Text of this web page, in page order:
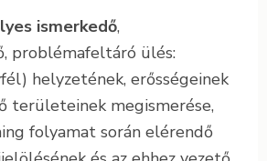
ismerkedő,
problémafeltáró ülés:
helyzetének, erősségeinek
területeinek megismerése,
folyamat során elérendő